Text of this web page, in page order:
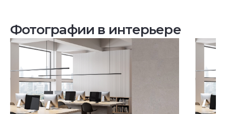
Фотографии в интерьере